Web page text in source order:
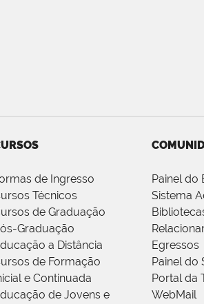
de Ingresso
Técnicos
de Graduação
Graduação
a Distância
de Formação
e Continuada
de Jovens e
Painel do
Sistema
Egressos
Painel do
Portal da
WebMail